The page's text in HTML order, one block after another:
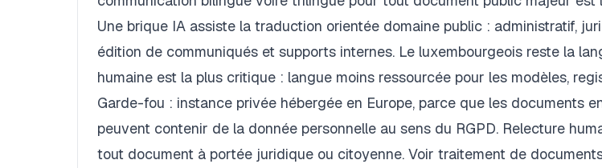
Une brique IA assiste la traduction orientée domaine public : administratif,
édition de communiqués et supports internes. Le luxembourgeois reste la
humaine est la plus critique : langue moins ressourcée pour les modèles,
Garde-fou : instance privée hébergée en Europe, parce que les documents
peuvent contenir de la donnée personnelle au sens du RGPD. Relecture
tout document à portée juridique ou citoyenne. Voir traitement de